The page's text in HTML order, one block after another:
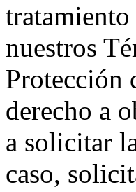
nuestros
Protección
derecho a
a solicitar
caso,